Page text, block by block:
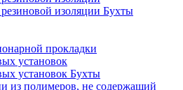
изоляции Бухты
прокладки
установок
установок Бухты
из полимеров, не содержащий